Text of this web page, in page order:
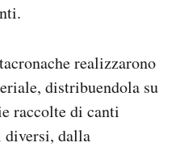
realizzarono
distribuendola su
raccolte di canti
dalla